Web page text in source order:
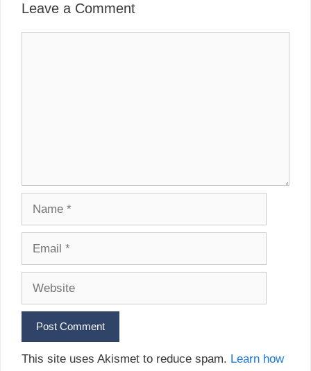
Leave a Comment
Name
Email
Website
This site uses Akismet to reduce spam. Learn how